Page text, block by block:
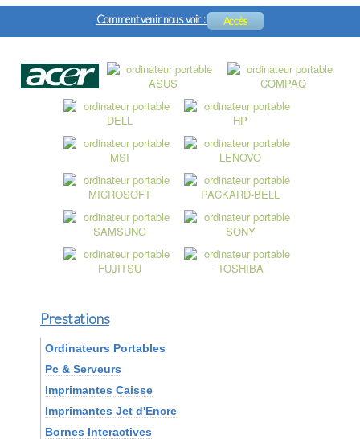
Comment venir nous voir : Accès
Prestations
Ordinateurs Portables
Pc & Serveurs
Imprimantes Caisse
Imprimantes Jet d'Encre
Bornes Interactives